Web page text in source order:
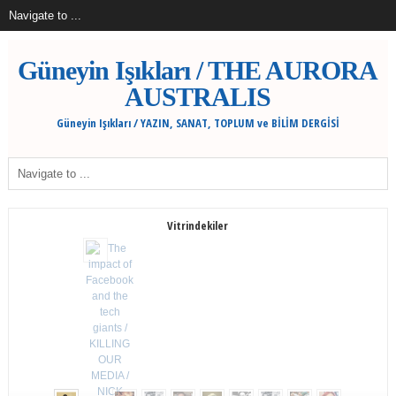
Güneyin Işıkları / THE AURORA
AUSTRALIS
Güneyin Işıkları / YAZIN, SANAT, TOPLUM ve BİLİM DERGİSİ
Vitrindekiler